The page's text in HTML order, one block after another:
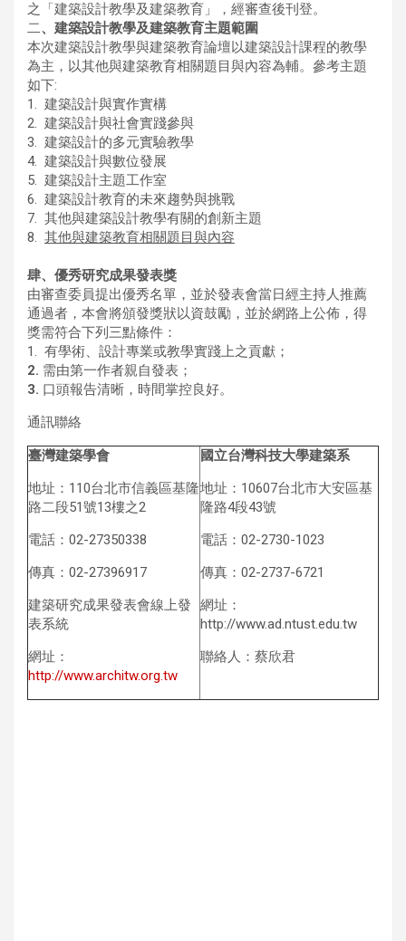
之「建築設計教學及建築教育」，經審查後刊登。
二、 建築設計教學及建築教育主題範圍
本次建築設計教學與建築教育論壇以建築設計課程的教學
為主，以其他與建築教育相關題目與內容為輔。參考主題
如下:
1. 建築設計與實作實構
2. 建築設計與社會實踐參與
3. 建築設計的多元實驗教學
4. 建築設計與數位發展
5. 建築設計主題工作室
6. 建築設計教育的未來趨勢與挑戰
7. 其他與建築設計教學有關的創新主題
8. 其他與建築教育相關題目與內容
肆、 優秀研究成果發表獎
由審查委員提出優秀名單，並於發表會當日經主持人推薦
通過者，本會將頒發獎狀以資鼓勵，並於網路上公佈，得
獎需符合下列三點條件：
1. 有學術、設計專業或教學實踐上之貢獻；
2. 需由第一作者親自發表；
3. 口頭報告清晰，時間掌控良好。
通訊聯絡
臺灣建築學會
地址：110台北市信義區基隆
路二段51號13樓之2
電話：02-27350338
傳真：02-27396917
建築研究成果發表會線上發
表系統
網址：
http://www.architw.org.tw
國立台灣科技大學建築系
地址：10607台北市大安區基
隆路4段43號
電話：02-2730-1023
傳真：02-2737-6721
網址：
http://www.ad.ntust.edu.tw
聯絡人：蔡欣君